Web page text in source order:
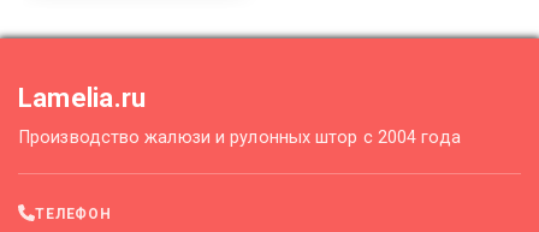
Lamelia.ru
Производство жалюзи и рулонных штор с 2004 года
ТЕЛЕФОН